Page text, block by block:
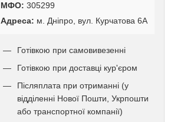
МФО: 305299
Адреса: м. Дніпро, вул. Курчатова 6А
Готівкою при самовивезенні
Готівкою при доставці кур'єром
Післяплата при отриманні (у
відділенні Нової Пошти, Укрпошти
або транспортної компанії)